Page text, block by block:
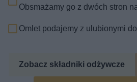
Obsmażamy go z dwóch stron
Omlet podajemy z ulubionymi
Zobacz składniki odżywcze